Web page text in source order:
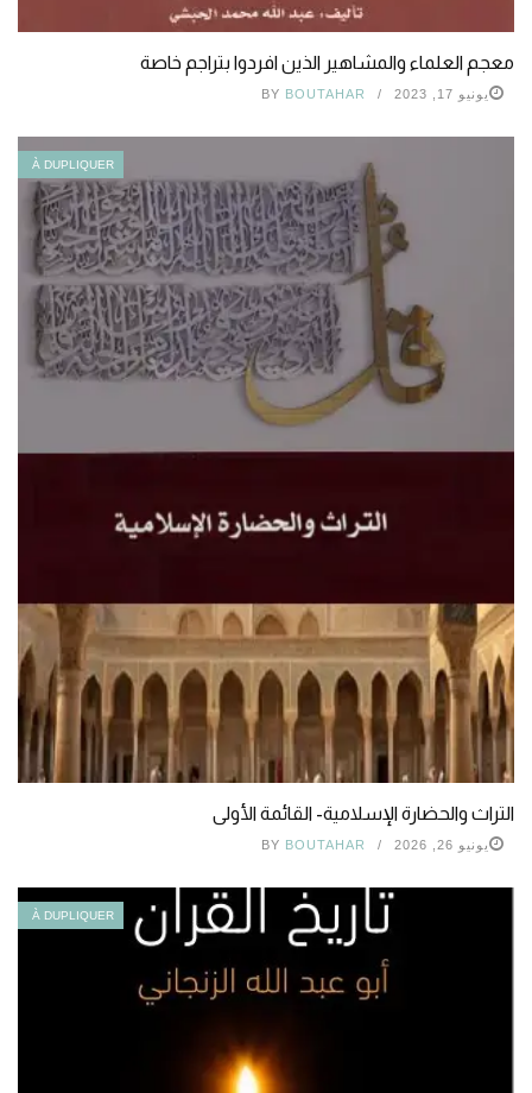
معجم العلماء والمشاهير الذين افردوا بتراجم خاصة
يونيو 17, 2023 BY BOUTAHAR
À DUPLIQUER
التراث والحضارة الإسلامية- القائمة الأولى
يونيو 26, 2026 BY BOUTAHAR
À DUPLIQUER